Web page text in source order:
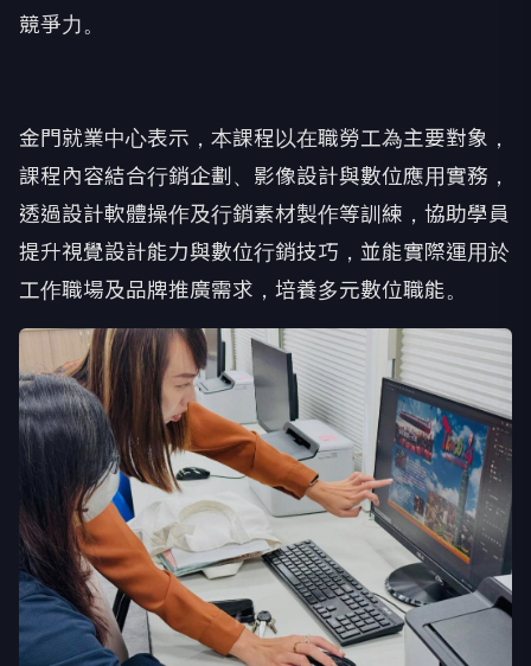
競爭力。
金門就業中心表示，本課程以在職勞工為主要對象，
課程內容結合行銷企劃、影像設計與數位應用實務，
透過設計軟體操作及行銷素材製作等訓練，協助學員
提升視覺設計能力與數位行銷技巧，並能實際運用於
工作職場及品牌推廣需求，培養多元數位職能。